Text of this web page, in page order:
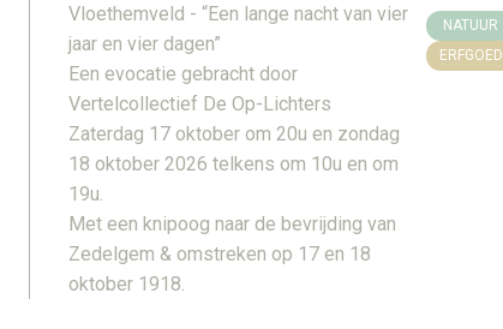
Vloethemveld - “Een lange nacht van vier
jaar en vier dagen”
Een evocatie gebracht door
Vertelcollectief De Op-Lichters
Zaterdag 17 oktober om 20u en zondag
18 oktober 2026 telkens om 10u en om
19u.
Met een knipoog naar de bevrijding van
Zedelgem & omstreken op 17 en 18
oktober 1918.
NATUUR
ERFGOED